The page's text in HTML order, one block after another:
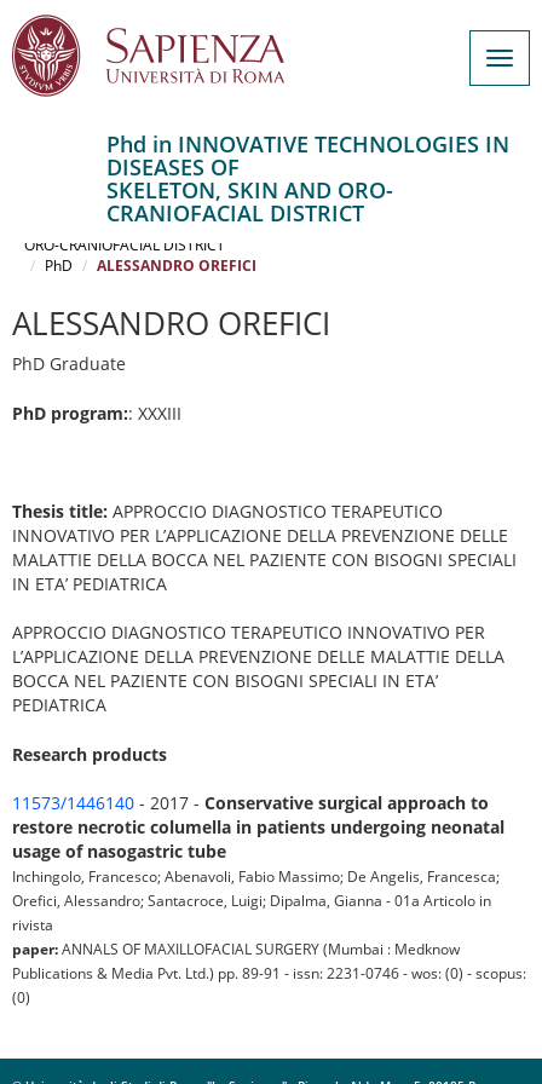
principale
Phd in INNOVATIVE TECHNOLOGIES IN
DISEASES OF
SKELETON, SKIN AND ORO-
CRANIOFACIAL DISTRICT
INNOVATIVE TECHNOLOGIES IN DISEASES OF SKELETON, SKIN AND
ORO-CRANIOFACIAL DISTRICT
PhD
ALESSANDRO OREFICI
ALESSANDRO OREFICI
PhD Graduate
PhD program:: XXXIII
Thesis title: APPROCCIO DIAGNOSTICO TERAPEUTICO
INNOVATIVO PER L’APPLICAZIONE DELLA PREVENZIONE DELLE
MALATTIE DELLA BOCCA NEL PAZIENTE CON BISOGNI SPECIALI
IN ETA’ PEDIATRICA
APPROCCIO DIAGNOSTICO TERAPEUTICO INNOVATIVO PER
L’APPLICAZIONE DELLA PREVENZIONE DELLE MALATTIE DELLA
BOCCA NEL PAZIENTE CON BISOGNI SPECIALI IN ETA’
PEDIATRICA
Research products
11573/1446140 - 2017 - Conservative surgical approach to
restore necrotic columella in patients undergoing neonatal
usage of nasogastric tube
Inchingolo, Francesco; Abenavoli, Fabio Massimo; De Angelis, Francesca;
Orefici, Alessandro; Santacroce, Luigi; Dipalma, Gianna - 01a Articolo in
rivista
paper:ANNALS OF MAXILLOFACIAL SURGERY (Mumbai : Medknow
Publications & Media Pvt. Ltd.) pp. 89-91 - issn: 2231-0746 - wos: (0) - scopus:
(0)